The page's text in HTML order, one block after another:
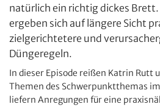
natürlich ein richtig dickes
ergeben sich auf längere Sicht
zielgerichtetere und
Düngeregeln.
In dieser Episode reißen Katrin Rutt
Themen des Schwerpunktthemas
liefern Anregungen für eine